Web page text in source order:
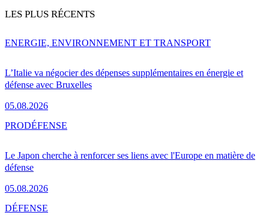
LES PLUS RÉCENTS
L’Italie va négocier des dépenses supplémentaires en énergie et
défense avec Bruxelles
05.08.2026
ENERGIE, ENVIRONNEMENT ET TRANSPORT
Le Japon cherche à renforcer ses liens avec l'Europe en matière de
défense
05.08.2026
PRODÉFENSE
DÉFENSE